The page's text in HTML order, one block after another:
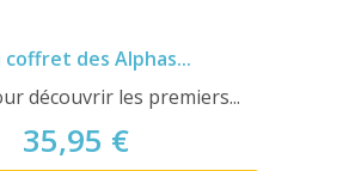
coffret des Alphas...
découvrir les premiers...
35,95 €